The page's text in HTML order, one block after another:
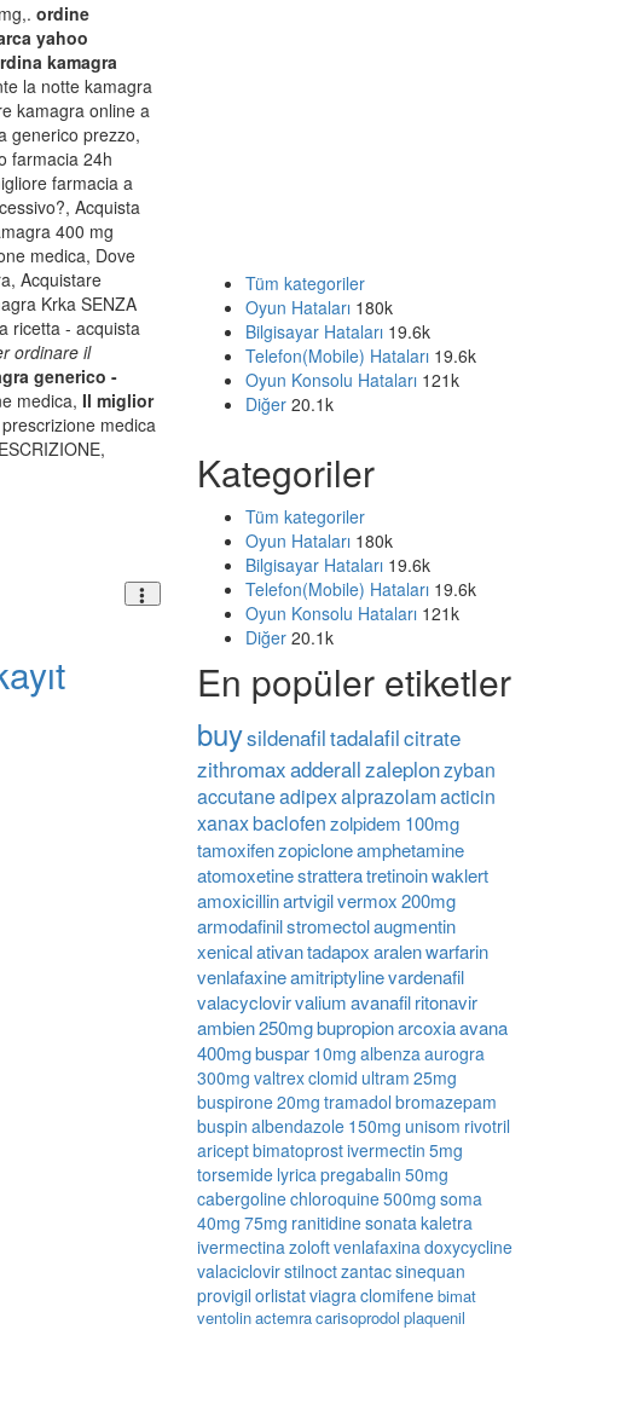
ordine
yahoo
kamagra
la notte kamagra
kamagra online a
generico prezzo,
farmacia 24h
farmacia a
Acquista
400 mg
medica, Dove
Acquistare
Krka SENZA
ricetta - acquista
ordinare il
generico -
medica, Il miglior
medica
Tüm kategoriler
Oyun Hataları 180k
Bilgisayar Hataları 19.6k
Telefon(Mobile) Hataları 19.6k
Oyun Konsolu Hataları 121k
Diğer 20.1k
Kategoriler
Tüm kategoriler
Oyun Hataları 180k
Bilgisayar Hataları 19.6k
Telefon(Mobile) Hataları 19.6k
Oyun Konsolu Hataları 121k
Diğer 20.1k
En popüler etiketler
buysildenafiltadalafilcitrate
zithromaxadderallzaleplonzyban
accutaneadipexalprazolamacticin
xanaxbaclofenzolpidem 100mg
tamoxifenzopicloneamphetamine
atomoxetinestratteratretinoinwaklert
amoxicillinartvigilvermox200mg
armodafinilstromectolaugmentin
xenicalativantadapoxaralenwarfarin
venlafaxineamitriptylinevardenafil
valacyclovirvaliumavanafil ritonavir
ambien250mgbupropionarcoxiaavana
400mgbuspar 10mg albenzaaurogra
300mg valtrexclomid ultram 25mg
buspirone20mg tramadol bromazepam
buspin albendazole 150mg unisom rivotril
ariceptbimatoprostivermectin 5mg
torsemide lyricapregabalin 50mg
cabergolinechloroquine500mg soma
40mg 75mg ranitidinesonatakaletra
ivermectinazoloftvenlafaxinadoxycycline
valaciclovirstilnoctzantacsinequan
provigil orlistatviagraclomifenebimat
ventolinactemracarisoprodol plaquenil